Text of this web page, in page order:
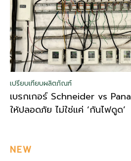
เปรียบเทียบผลิตภัณฑ์
เบรกเกอร์ Schneider vs
ให้ปลอดภัย ไม่ใช่แค่ ‘กันไฟดูด’
NEW